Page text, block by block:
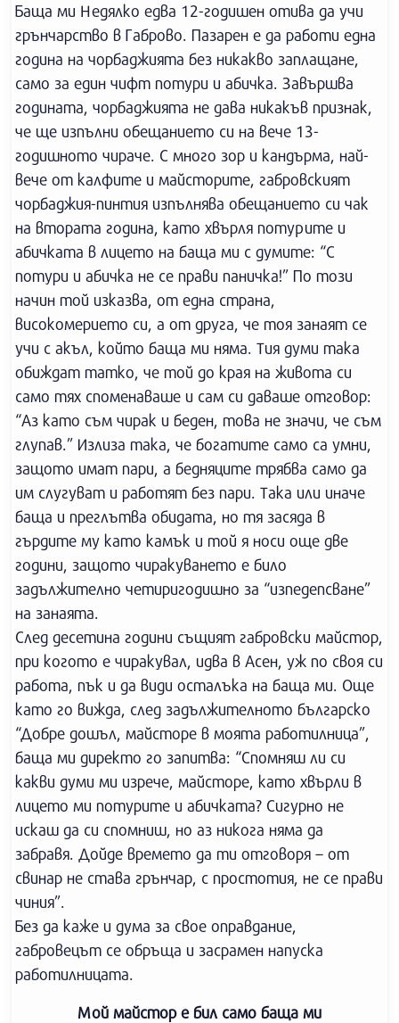
Баща ми Недялко едва 12-годишен отива да учи
грънчарство в Габрово. Пазарен е да работи една
година на чорбаджията без никакво заплащане,
само за един чифт потури и абичка. Завършва
годината, чорбаджията не дава никакъв признак,
че ще изпълни обещанието си на вече 13-
годишното чираче. С много зор и кандърма, най-
вече от калфите и майсторите, габровският
чорбаджия-пинтия изпълнява обещанието си чак
на втората година, като хвърля потуpите и
абичката в лицето на баща ми с думите: “С
потури и абичка не се прави паничка!” По този
начин той изказва, от една страна,
високомерието си, а от друга, че тоя занаят се
учи с акъл, който баща ми няма. Тия думи така
обиждат татко, че той до края на живота си
само тях споменаваше и сам си даваше отговор:
“Аз като съм чирак и беден, това не значи, че съм
глупав.” Излиза така, че богатите само са умни,
защото имат пари, а бедняците трябва само да
им слугуват и работят без пари. Така или иначе
баща и преглътва обидата, но тя засяда в
гърдите му като камък и той я носи още две
години, защото чиракуването е било
задължително четиригодишно за “изпедепсване”
на занаята.
След десетина години същият габровски майстор,
при когото е чиракувал, идва в Асен, уж по своя си
работа, пък и да види осталъка на баща ми. Още
като го вижда, след задължителното българско
“Добре дошъл, майсторе в моята работилница”,
баща ми директо го запитва: “Спомняш ли си
какви думи ми изрече, майсторе, като хвърли в
лицето ми потурите и абичката? Сигурно не
искаш да си спомниш, но аз никога няма да
забравя. Дойде времето да ти отговоря – от
свинар не става грънчар, с простотия, не се прави
чиния”.
Без да каже и дума за свое оправдание,
габровецът се обръща и засрамен напуска
работилницата.
Мой майстор е бил само баща ми